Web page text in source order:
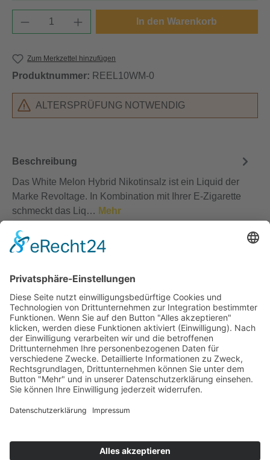
Produkt Anzahl: Gib den gewünschten
In den Warenkorb
Zum Merkzettel hinzufügen
Produktnummer: REEL10WM-0
ALTERSPRÜFUNG NOTWENDIG
Beschreibung
Das White Melon Hybrid Nikotinsalz ist ein Liquid der
Marke Revoltage. In Kombination mit Ihrer E-Zigarette
schmeckt das Liq… Mehr
Bewertungen
Service-Hotline
Vertrag widerrufen
Shopservice
Alle Preise inkl. gesetzl. Mehrwertsteuer zzgl.